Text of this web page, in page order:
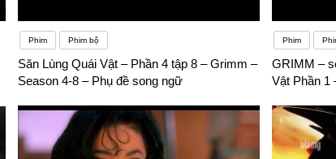
Phim Phim bộ
Săn Lùng Quái Vật – Phần 4 tập 8 – Grimm –
Season 4-8 – Phụ đề song ngữ
Phim
GRIMM –
Vật Phần 1